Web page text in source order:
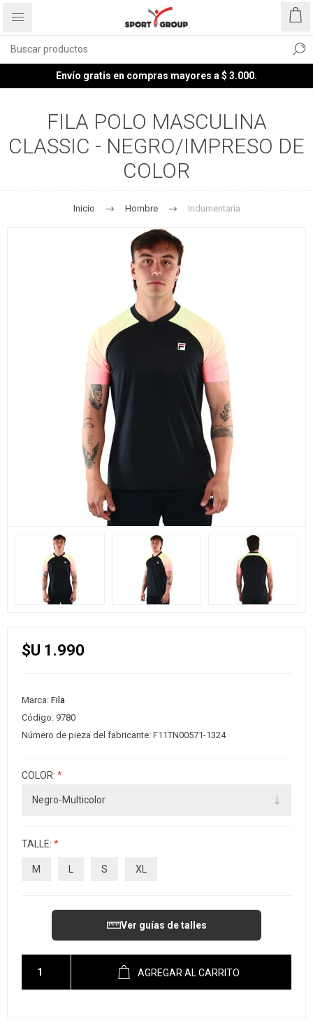
Envío gratis en compras mayores a $ 3.000.
FILA POLO MASCULINA
CLASSIC - NEGRO/IMPRESO DE
COLOR
Inicio Hombre Indumentaria
$U 1.990
Marca: Fila
Código: 9780
Número de pieza del fabricante: F11TN00571-1324
COLOR: *
TALLE: *
M L S XL
Ver guías de talles
AGREGAR AL CARRITO